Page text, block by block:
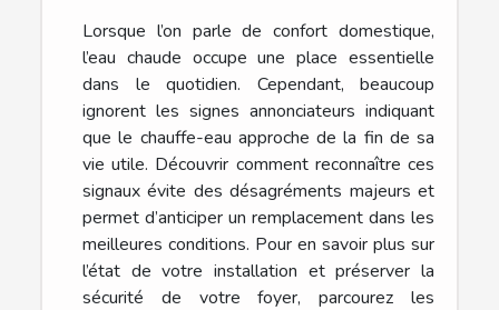
Lorsque l’on parle de confort domestique,
l’eau chaude occupe une place essentielle
dans le quotidien. Cependant, beaucoup
ignorent les signes annonciateurs indiquant
que le chauffe-eau approche de la fin de sa
vie utile. Découvrir comment reconnaître ces
signaux évite des désagréments majeurs et
permet d’anticiper un remplacement dans les
meilleures conditions. Pour en savoir plus sur
l’état de votre installation et préserver la
sécurité de votre foyer, parcourez les